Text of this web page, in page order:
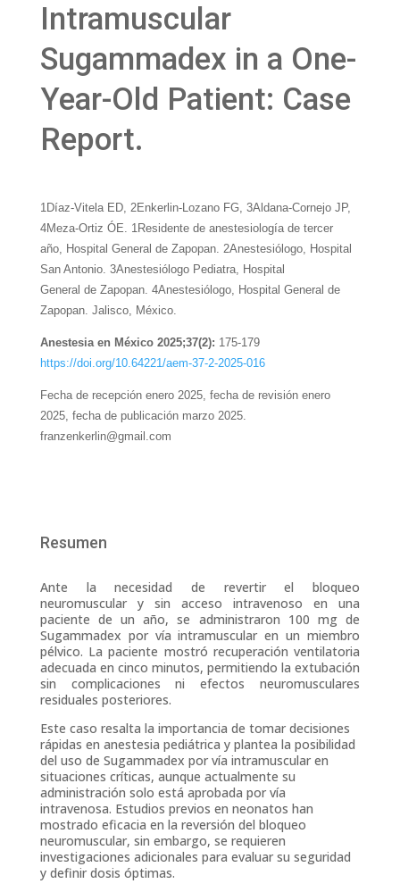
Intramuscular
Sugammadex in a One-
Year-Old Patient: Case
Report.
1Díaz-Vitela ED, 2Enkerlin-Lozano FG, 3Aldana-Cornejo JP,
4Meza-Ortiz ÓE. 1Residente de anestesiología de tercer
año, Hospital General de Zapopan. 2Anestesiólogo, Hospital
San Antonio. 3Anestesiólogo Pediatra, Hospital
General de Zapopan. 4Anestesiólogo, Hospital General de
Zapopan. Jalisco, México.
Anestesia en México 2025;37(2): 175-179
https://doi.org/10.64221/aem-37-2-2025-016
Fecha de recepción enero 2025, fecha de revisión enero
2025, fecha de publicación marzo 2025.
franzenkerlin@gmail.com
Resumen
Ante la necesidad de revertir el bloqueo
neuromuscular y sin acceso intravenoso en una
paciente de un año, se administraron 100 mg de
Sugammadex por vía intramuscular en un miembro
pélvico. La paciente mostró recuperación ventilatoria
adecuada en cinco minutos, permitiendo la extubación
sin complicaciones ni efectos neuromusculares
residuales posteriores.
Este caso resalta la importancia de tomar decisiones
rápidas en anestesia pediátrica y plantea la posibilidad
del uso de Sugammadex por vía intramuscular en
situaciones críticas, aunque actualmente su
administración solo está aprobada por vía
intravenosa. Estudios previos en neonatos han
mostrado eficacia en la reversión del bloqueo
neuromuscular, sin embargo, se requieren
investigaciones adicionales para evaluar su seguridad
y definir dosis óptimas.